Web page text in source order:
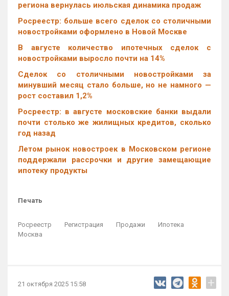
региона вернулась июльская динамика продаж
Росреестр: больше всего сделок со столичными
новостройками оформлено в Новой Москве
В августе количество ипотечных сделок с
новостройками выросло почти на 14%
Cделок со столичными новостройками за
минувший месяц стало больше, но не намного —
рост составил 1,2%
Росреестр: в августе московские банки выдали
почти столько же жилищных кредитов, сколько
год назад
Летом рынок новостроек в Московском регионе
поддержали рассрочки и другие замещающие
ипотеку продукты
Печать
Росреестр Регистрация Продажи
Ипотека
Москва
21 октября 2025 15:58 +